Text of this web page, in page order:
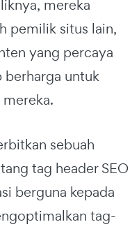
mereka
pemilik situs lain,
yang percaya
berharga untuk
sebuah
tag header SEO
berguna kepada
tag-